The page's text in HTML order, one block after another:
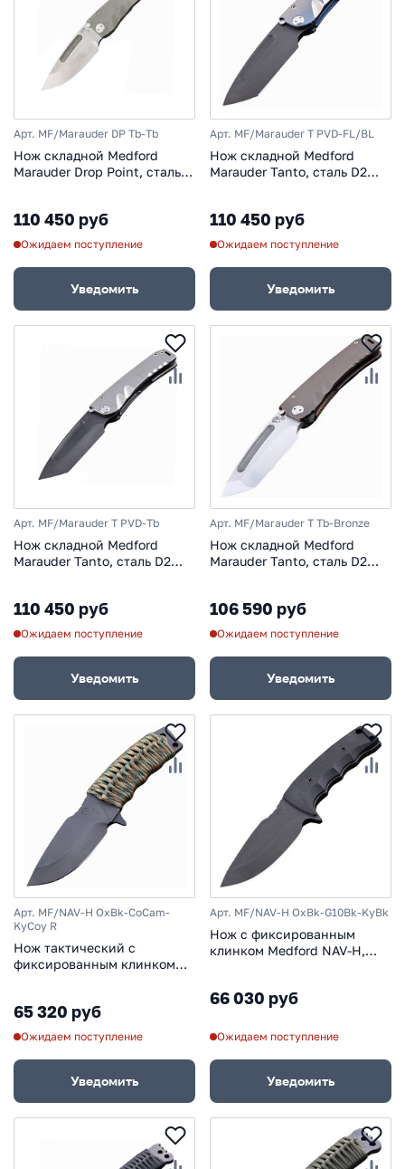
Арт. MF/Marauder DP Tb-Tb
Нож складной Medford
Marauder Drop Point, сталь
110 450 руб
Ожидаем поступление
Уведомить
Арт. MF/Marauder T PVD-FL/BL
Нож складной Medford
Marauder Tanto, сталь D2
110 450 руб
Ожидаем поступление
Уведомить
Арт. MF/Marauder T PVD-Tb
Нож складной Medford
Marauder Tanto, сталь D2
110 450 руб
Ожидаем поступление
Уведомить
Арт. MF/Marauder T Tb-Bronze
Нож складной Medford
Marauder Tanto, сталь D2
бронзовый
106 590 руб
Ожидаем поступление
Уведомить
Арт. MF/NAV-H OxBk-CoCam-
KyCoy R
Нож тактический с
фиксированным клинком
паракорд, камуфляж
65 320 руб
Ожидаем поступление
Уведомить
Арт. MF/NAV-H OxBk-G10Bk-KyBk
Нож с фиксированным
клинком Medford NAV-H,
10, чёрный
66 030 руб
Ожидаем поступление
Уведомить